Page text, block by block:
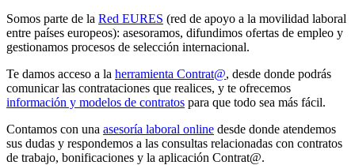
Somos parte de la Red EURES (red de apoyo a la movilidad laboral
entre países europeos): asesoramos, difundimos ofertas de empleo y
gestionamos procesos de selección internacional.
Te damos acceso a la herramienta Contrat@, desde donde podrás
comunicar las contrataciones que realices, y te ofrecemos
información y modelos de contratos para que todo sea más fácil.
Contamos con una asesoría laboral online desde donde atendemos
sus dudas y respondemos a las consultas relacionadas con contratos
de trabajo, bonificaciones y la aplicación Contrat@.